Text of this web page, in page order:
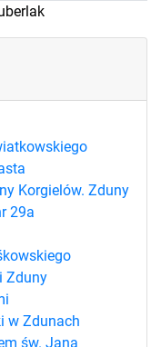
Korgielów. Zduny
29a
Zduny
w Zdunach
św. Jana